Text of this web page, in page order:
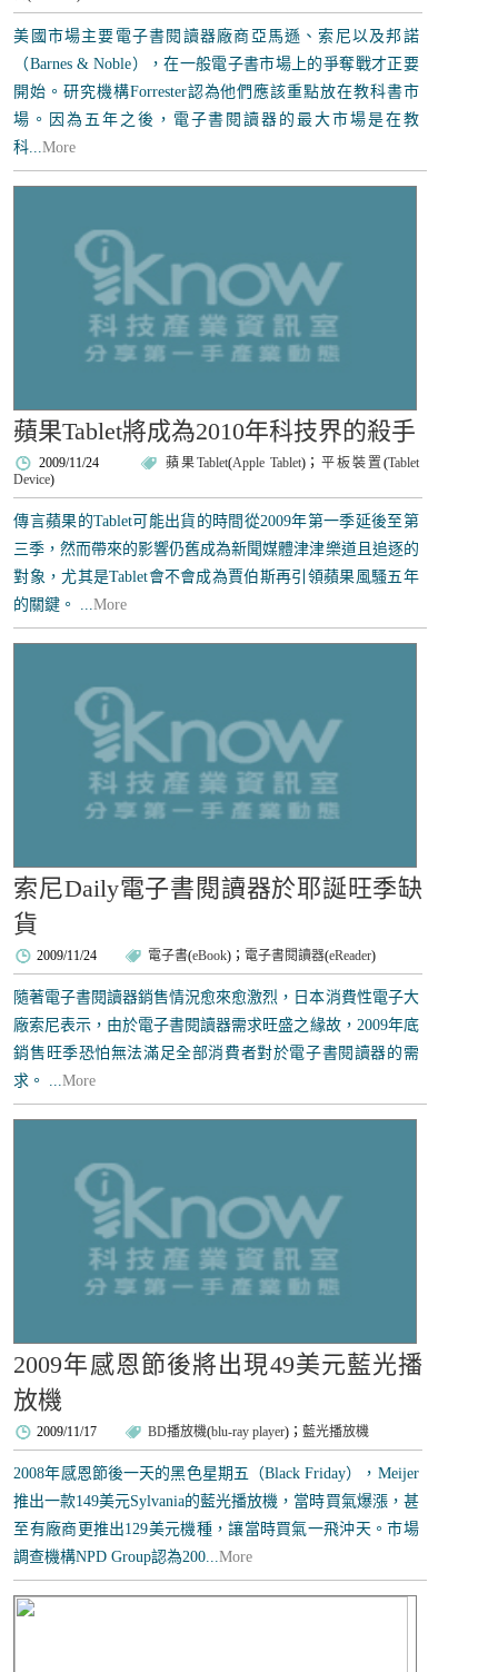
美國市場主要電子書閱讀器廠商亞馬遜、索尼以及邦諾
（Barnes & Noble），在一般電子書市場上的爭奪戰才正要
開始。研究機構Forrester認為他們應該重點放在教科書市
場。因為五年之後，電子書閱讀器的最大市場是在教
科...More
蘋果Tablet將成為2010年科技界的殺手
2009/11/24 蘋果Tablet(Apple Tablet)； 平板裝置 (Tablet
Device)
傳言蘋果的Tablet可能出貨的時間從2009年第一季延後至第
三季，然而帶來的影響仍舊成為新聞媒體津津樂道且追逐的
對象，尤其是Tablet會不會成為賈伯斯再引領蘋果風騷五年
的關鍵。 ...More
索尼Daily電子書閱讀器於耶誕旺季缺
貨
2009/11/24 電子書(eBook)； 電子書閱讀器(eReader)
隨著電子書閱讀器銷售情況愈來愈激烈，日本消費性電子大
廠索尼表示，由於電子書閱讀器需求旺盛之緣故，2009年底
銷售旺季恐怕無法滿足全部消費者對於電子書閱讀器的需
求。 ...More
2009年感恩節後將出現49美元藍光播
放機
2009/11/17 BD播放機(blu-ray player)； 藍光播放機
2008年感恩節後一天的黑色星期五（Black Friday），Meijer
推出一款149美元Sylvania的藍光播放機，當時買氣爆漲，甚
至有廠商更推出129美元機種，讓當時買氣一飛沖天。市場
調查機構NPD Group認為200...More